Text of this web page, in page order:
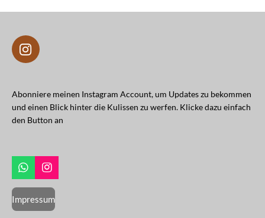
I
n
t
a
g
m
Abonniere meinen Instagram Account, um Updates zu bekommen
und einen Blick hinter die Kulissen zu werfen. Klicke dazu einfach
den Button an
W
h
t
s
I
n
t
a
Impressum